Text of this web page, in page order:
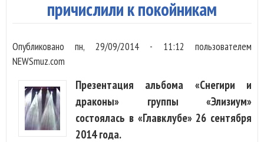
причислили к покойникам
Опубликованопн, 29/09/2014 - 11:12 пользователем
NEWSmuz.com
Презентация альбома «Снегири и
драконы» группы «Элизиум»
состоялась в «Главклубе» 26 сентября
2014 года.